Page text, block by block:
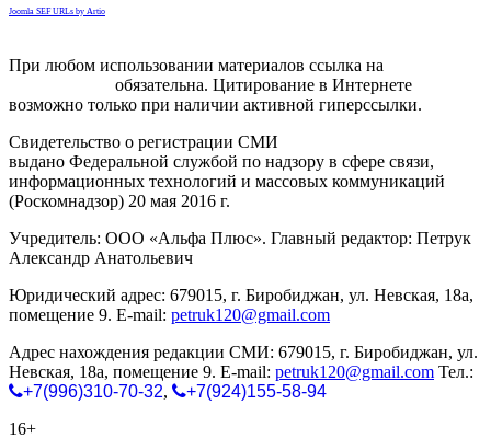
Joomla SEF URLs by Artio
При любом использовании материалов ссылка на
обязательна. Цитирование в Интернете
возможно только при наличии активной гиперссылки.
Свидетельство о регистрации СМИ
выдано Федеральной службой по надзору в сфере связи,
информационных технологий и массовых коммуникаций
(Роскомнадзор) 20 мая 2016 г.
Учредитель: ООО «Альфа Плюс». Главный редактор: Петрук
Александр Анатольевич
Юридический адрес: 679015, г. Биробиджан, ул. Невская, 18а,
помещение 9. E-mail: petruk120@gmail.com
Адрес нахождения редакции СМИ: 679015, г. Биробиджан, ул.
Невская, 18а, помещение 9. E-mail: petruk120@gmail.com Тел.:
+7(996)310-70-32,
+7(924)155-58-94
16+